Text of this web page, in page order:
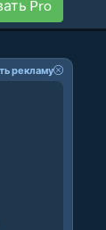
Pro
рекламу